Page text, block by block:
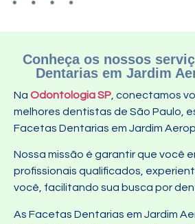
Conheça os nossos
Dentarias em Jardim
Na Odontologia SP , conectamos
melhores dentistas de São Paulo,
Facetas Dentarias em Jardim
Nossa missão é garantir que você
profissionais qualificados,
você, facilitando sua busca por
As Facetas Dentarias em Jardim